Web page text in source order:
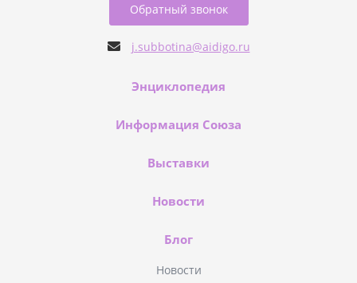
Обратный звонок
j.subbotina@aidigo.ru
Энциклопедия
Информация Союза
Выставки
Новости
Блог
Новости